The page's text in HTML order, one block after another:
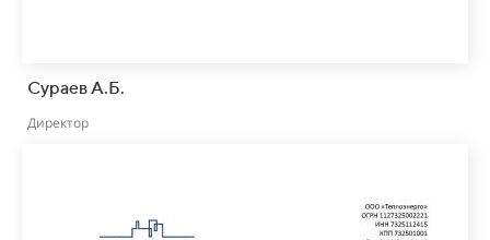
Сураев А.Б.
Директор